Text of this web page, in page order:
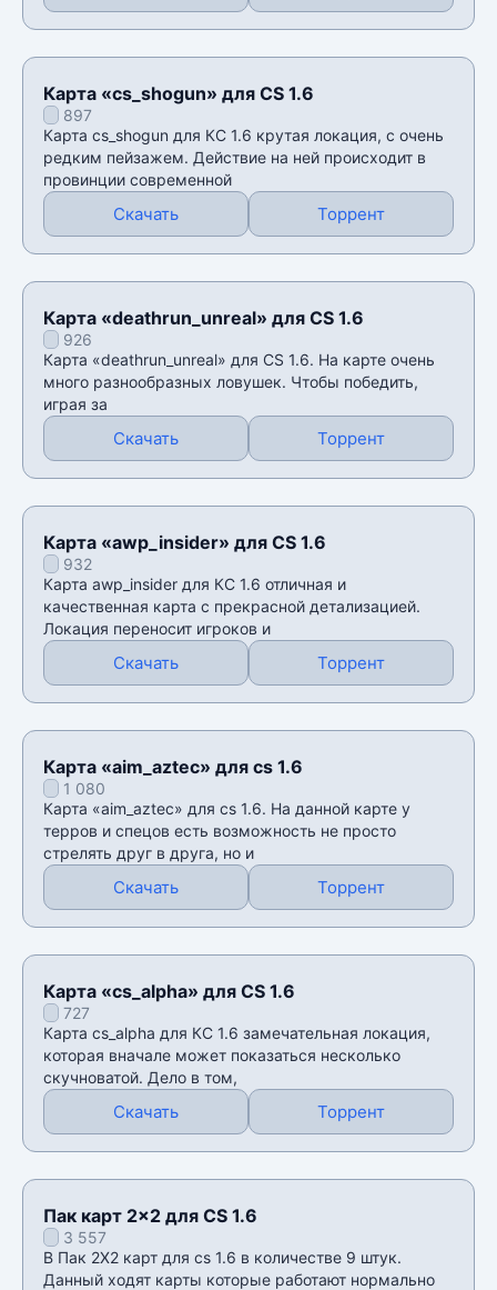
Карта «cs_shogun» для CS 1.6
897
Карта cs_shogun для КС 1.6 крутая локация, с очень
редким пейзажем. Действие на ней происходит в
провинции современной
Скачать Торрент
Карта «deathrun_unreal» для CS 1.6
926
Карта «deathrun_unreal» для CS 1.6. На карте очень
много разнообразных ловушек. Чтобы победить,
играя за
Скачать Торрент
Карта «awp_insider» для CS 1.6
932
Карта awp_insider для КС 1.6 отличная и
качественная карта с прекрасной детализацией.
Локация переносит игроков и
Скачать Торрент
Карта «aim_aztec» для cs 1.6
1 080
Карта «aim_aztec» для cs 1.6. На данной карте у
терров и спецов есть возможность не просто
стрелять друг в друга, но и
Скачать Торрент
Карта «cs_alpha» для CS 1.6
727
Карта cs_alpha для КС 1.6 замечательная локация,
которая вначале может показаться несколько
скучноватой. Дело в том,
Скачать Торрент
Пак карт 2x2 для CS 1.6
3 557
В Пак 2X2 карт для cs 1.6 в количестве 9 штук.
Данный ходят карты которые работают нормально